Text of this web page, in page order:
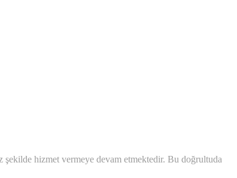
şekilde hizmet vermeye devam etmektedir. Bu doğrultuda